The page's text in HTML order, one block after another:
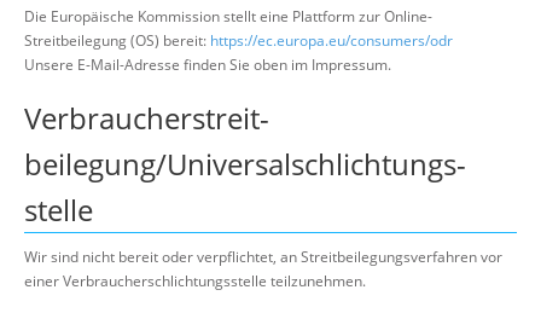
Die Europäische Kommission stellt eine Plattform zur Online-
Streitbeilegung (OS) bereit: https://ec.europa.eu/consumers/odr
Unsere E-Mail-Adresse finden Sie oben im Impressum.
Verbraucher­streit­
beilegung/Universal­schlichtungs­
stelle
Wir sind nicht bereit oder verpflichtet, an Streitbeilegungsverfahren vor
einer Verbraucherschlichtungsstelle teilzunehmen.